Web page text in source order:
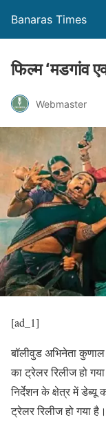
Banaras Times
फिल्म ‘मडगांव
Webmaster
[ad_1]
बॉलीवुड अभिनेता
का ट्रेलर रिलीज हो
निर्देशन के क्षेत्र में
ट्रेलर रिलीज हो गया